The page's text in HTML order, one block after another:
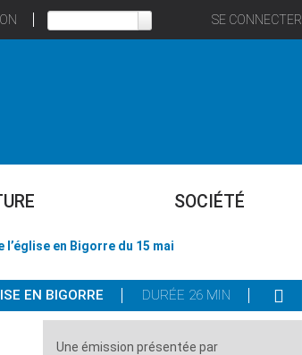
SE CONNECTER
SOCIÉTÉ
l’église en Bigorre du 15 mai
EN BIGORRE DURÉE 26 MIN
Une émission présentée par